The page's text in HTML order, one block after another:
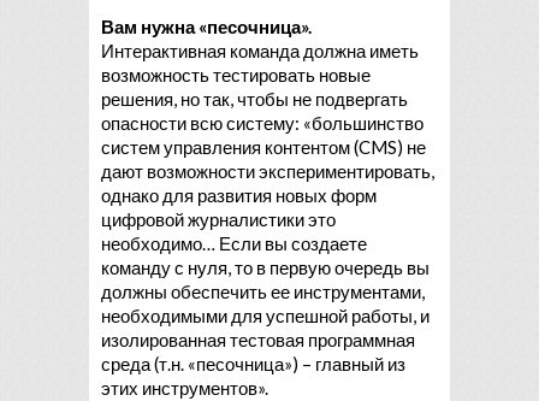
Вам нужна «песочница».
Интерактивная команда должна иметь
возможность тестировать новые
решения, но так, чтобы не подвергать
опасности всю систему: «большинство
систем управления контентом (CMS) не
дают возможности экспериментировать,
однако для развития новых форм
цифровой журналистики это
необходимо… Если вы создаете
команду с нуля, то в первую очередь вы
должны обеспечить ее инструментами,
необходимыми для успешной работы, и
изолированная тестовая программная
среда (т.н. «песочница») – главный из
этих инструментов».